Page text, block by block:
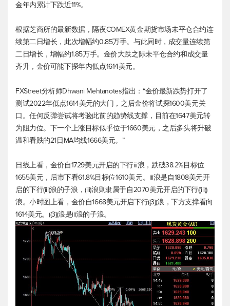
金年内累计下跌近11%。
根据芝商所的最新数据，隔夜COMEX黄金期货市场未平仓合约连
续第二日增长，此次增幅约0.85万手。与此同时，成交量连续第
二日增长，增幅约1.85万手。金价大跌之际未平仓合约和成交量
齐升，金价可能下探年内低点1614美元。
FXStreet分析师Dhwani Mehtanotes指出：“金价最新跌势打开了
测试2022年低点1614美元的大门，之后金价将试探1600美元关
口。任何反弹尝试将考验此前的趋势线支撑，目前在1647美元转
为阻力位。下一个上涨目标似乎位于1660美元，之后多头将升破
温和看跌的21日MA均线1666美元。”
日线上看，金价自1729美元开启的下行iii浪，跌破38.2%目标位
1655美元，后市下看61.8%目标位1610美元。iii浪是自1808美元开
启的下行(iii)浪的子浪，(iii)浪则隶属于自2070美元开启的下行((iii))
浪。小时图上看，金价自1668美元开启下行((3))浪，下方支撑看向
1614美元。((3))浪是iii浪的子浪。